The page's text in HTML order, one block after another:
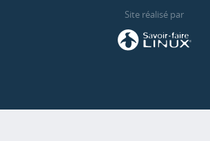
Site réalisé par